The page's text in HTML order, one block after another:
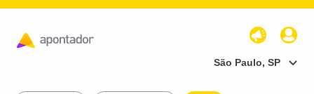
São Paulo, SP